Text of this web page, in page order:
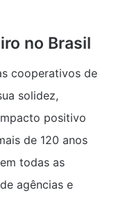
no Brasil
cooperativos de
solidez,
positivo
de 120 anos
todas as
agências e